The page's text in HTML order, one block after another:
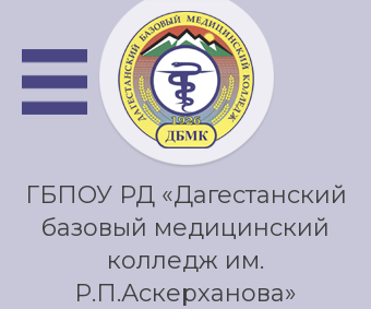
ГБПОУ РД «Дагестанский
базовый медицинский
колледж им.
Р.П.Аскерханова»